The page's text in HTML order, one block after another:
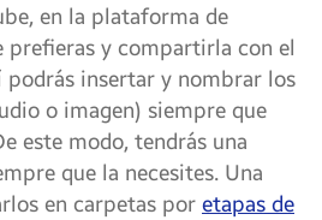
en la plataforma de
prefieras y compartirla con el
insertar y nombrar los
o imagen) siempre que
este modo, tendrás una
que la necesites. Una
en carpetas por etapas de